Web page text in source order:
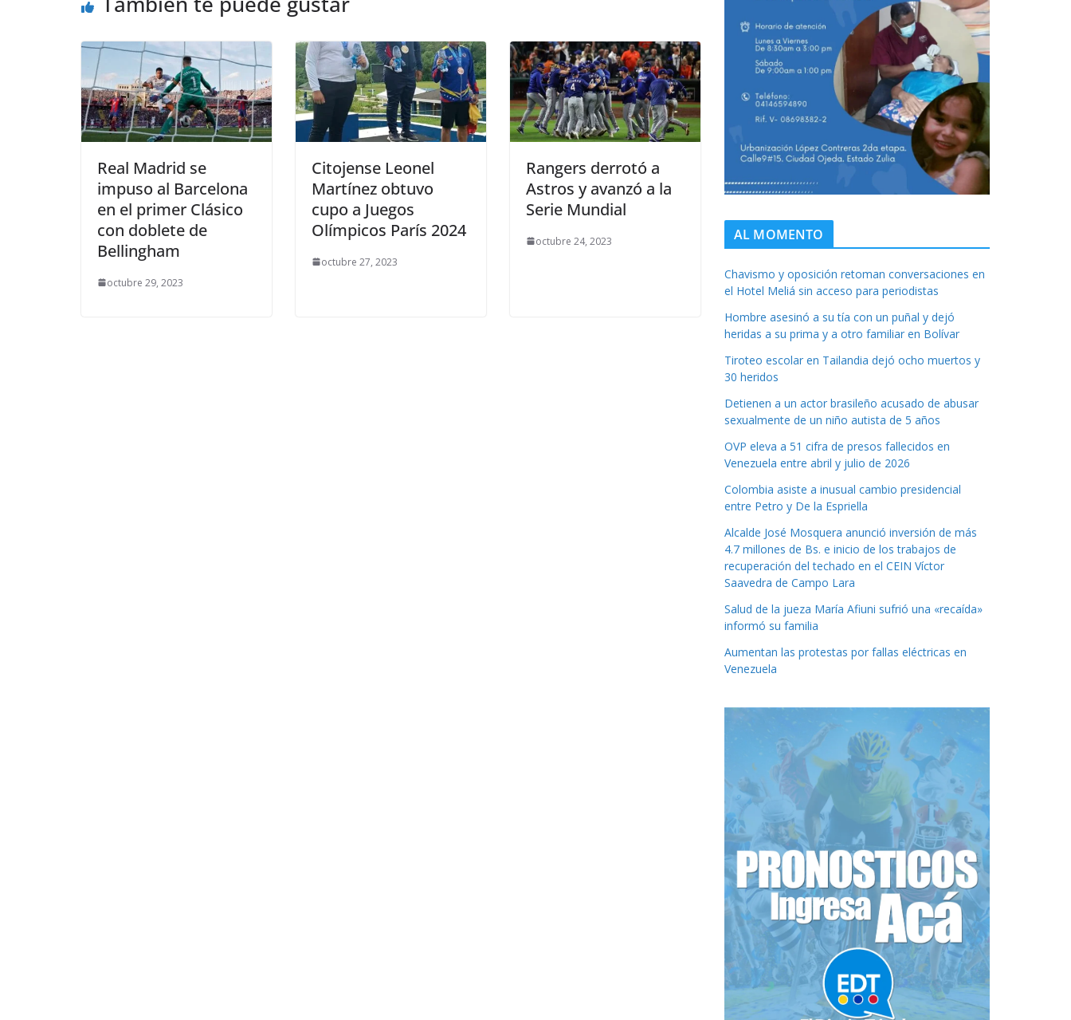
Real Madrid se
impuso al Barcelona
en el primer Clásico
con doblete de
Bellingham
octubre 29, 2023
Citojense Leonel
Martínez obtuvo
cupo a Juegos
Olímpicos París 2024
octubre 27, 2023
Rangers derrotó a
Astros y avanzó a la
Serie Mundial
octubre 24, 2023 AL MOMENTO
Chavismo y oposición retoman conversaciones en
el Hotel Meliá sin acceso para periodistas
Hombre asesinó a su tía con un puñal y dejó
heridas a su prima y a otro familiar en Bolívar
Tiroteo escolar en Tailandia dejó ocho muertos y
30 heridos
Detienen a un actor brasileño acusado de abusar
sexualmente de un niño autista de 5 años
OVP eleva a 51 cifra de presos fallecidos en
Venezuela entre abril y julio de 2026
Colombia asiste a inusual cambio presidencial
entre Petro y De la Espriella
Alcalde José Mosquera anunció inversión de más
4.7 millones de Bs. e inicio de los trabajos de
recuperación del techado en el CEIN Víctor
Saavedra de Campo Lara
Salud de la jueza María Afiuni sufrió una «recaída»
informó su familia
Aumentan las protestas por fallas eléctricas en
Venezuela